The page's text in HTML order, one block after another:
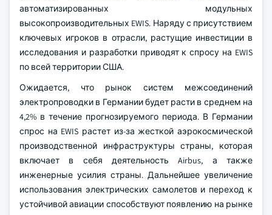
автоматизированных модульных
высокопроизводительных EWIS. Наряду с присутствием
ключевых игроков в отрасли, растущие инвестиции в
исследования и разработки приводят к спросу на EWIS
по всей территории США.
Ожидается, что рынок систем межсоединений
электропроводки в Германии будет расти в среднем на
4,2% в течение прогнозируемого периода. В Германии
спрос на EWIS растет из-за жесткой аэрокосмической
производственной инфраструктуры страны, которая
включает в себя деятельность Airbus, а также
инженерные усилия страны. Дальнейшее увеличение
использования электрических самолетов и переход к
устойчивой авиации способствуют появлению на рынке